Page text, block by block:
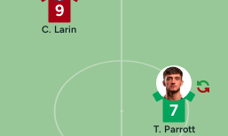
9
C. Larin
7
T. Parrott